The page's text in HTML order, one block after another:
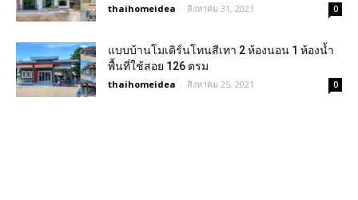
thaihomeidea - สิงหาคม 31, 2021 0
แบบบ้านโมเดิร์นโทนสีเทา 2 ห้องนอน 1 ห้องน้ำ
พื้นที่ใช้สอย 126 ตรม
thaihomeidea - สิงหาคม 25, 2021 0